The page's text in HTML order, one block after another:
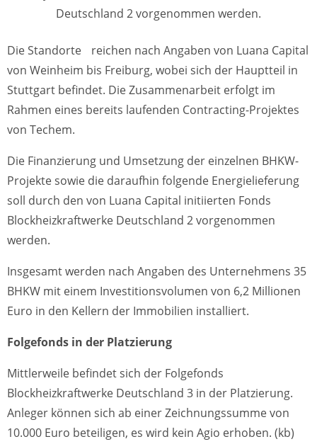
Deutschland 2 vorgenommen werden.
Die Standorte reichen nach Angaben von Luana Capital
von Weinheim bis Freiburg, wobei sich der Hauptteil in
Stuttgart befindet. Die Zusammenarbeit erfolgt im
Rahmen eines bereits laufenden Contracting-Projektes
von Techem.
Die Finanzierung und Umsetzung der einzelnen BHKW-
Projekte sowie die daraufhin folgende Energielieferung
soll durch den von Luana Capital initiierten Fonds
Blockheizkraftwerke Deutschland 2 vorgenommen
werden.
Insgesamt werden nach Angaben des Unternehmens 35
BHKW mit einem Investitionsvolumen von 6,2 Millionen
Euro in den Kellern der Immobilien installiert.
Folgefonds in der Platzierung
Mittlerweile befindet sich der Folgefonds
Blockheizkraftwerke Deutschland 3 in der Platzierung.
Anleger können sich ab einer Zeichnungssumme von
10.000 Euro beteiligen, es wird kein Agio erhoben. (kb)